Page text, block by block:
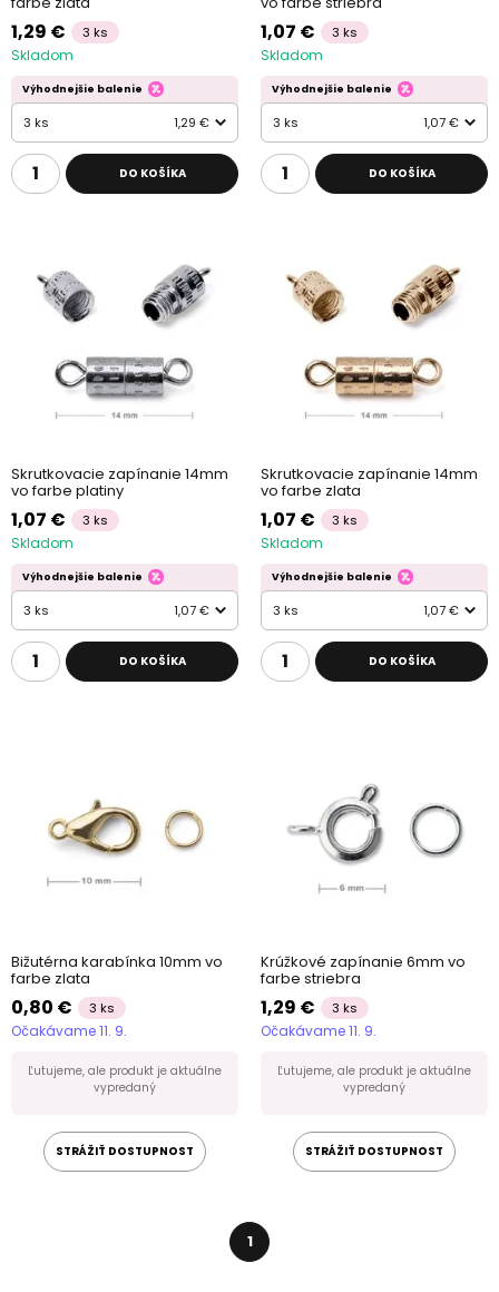
1,29 € 3 ks
Skladom
Výhodnejšie balenie
3 ks 1,29 €
DO KOŠÍKA
1,07 € 3 ks
Skladom
Výhodnejšie balenie
3 ks 1,07 €
DO KOŠÍKA
Skrutkovacie zapínanie 14mm
vo farbe platiny
1,07 € 3 ks
Skladom
Výhodnejšie balenie
3 ks 1,07 €
DO KOŠÍKA
Skrutkovacie zapínanie 14mm
vo farbe zlata
1,07 € 3 ks
Skladom
Výhodnejšie balenie
3 ks 1,07 €
DO KOŠÍKA
Bižutérna karabínka 10mm vo
farbe zlata
0,80 € 3 ks
Očakávame 11. 9.
Ľutujeme, ale produkt je aktuálne
vypredaný
STRÁŽIŤ DOSTUPNOST
Krúžkové zapínanie 6mm vo
farbe striebra
1,29 € 3 ks
Očakávame 11. 9.
Ľutujeme, ale produkt je aktuálne
vypredaný
STRÁŽIŤ DOSTUPNOST
1